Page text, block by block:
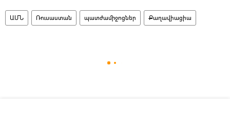
ԱՄՆ Ռուսաստան պատժամիջոցներ Քաղավիացիա